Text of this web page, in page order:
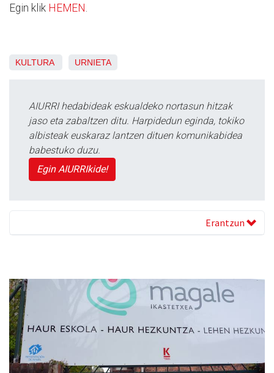
Egin klik HEMEN
KULTURA URNIETA
AIURRI hedabideak eskualdeko nortasun hitzak
jaso eta zabaltzen ditu. Harpidedun eginda, tokiko
albisteak euskaraz lantzen dituen komunikabidea
babestuko duzu.
Egin AIURRIkide!
Erantzun